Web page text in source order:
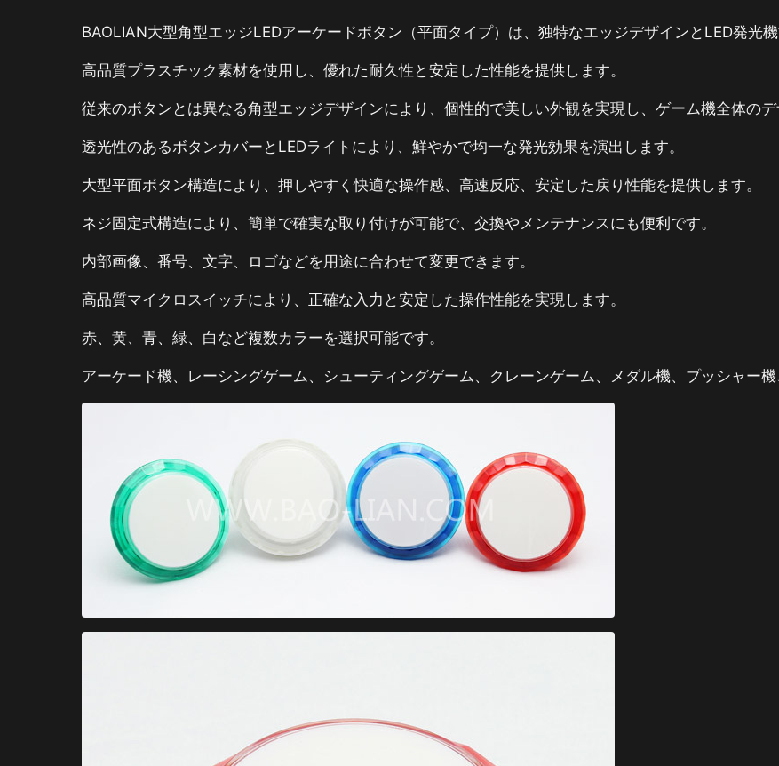
BAOLIAN大型角型エッジLEDアーケードボタン（平面タイプ）は、独特なエッジデザインとLED発光
高品質プラスチック素材を使用し、優れた耐久性と安定した性能を提供します。
従来のボタンとは異なる角型エッジデザインにより、個性的で美しい外観を実現し、ゲーム機全体のデ
透光性のあるボタンカバーとLEDライトにより、鮮やかで均一な発光効果を演出します。
大型平面ボタン構造により、押しやすく快適な操作感、高速反応、安定した戻り性能を提供します。
ネジ固定式構造により、簡単で確実な取り付けが可能で、交換やメンテナンスにも便利です。
内部画像、番号、文字、ロゴなどを用途に合わせて変更できます。
高品質マイクロスイッチにより、正確な入力と安定した操作性能を実現します。
赤、黄、青、緑、白など複数カラーを選択可能です。
アーケード機、レーシングゲーム、シューティングゲーム、クレーンゲーム、メダル機、プッシャー